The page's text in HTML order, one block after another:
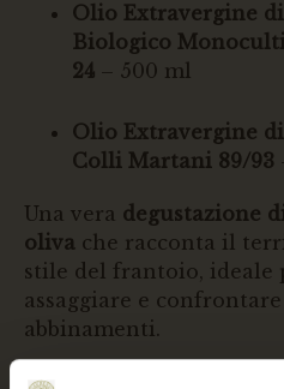
Olio Extravergine
Biologico
24 – 500 ml
Olio Extravergine
Colli Martani 89/93
Una vera degustazione
oliva che racconta il
stile del frantoio, ideale
assaggiare e
abbinamenti.
Completano il
cesto